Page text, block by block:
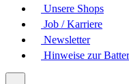
Unsere Shops
Job / Karriere
Newsletter
Hinweise zur